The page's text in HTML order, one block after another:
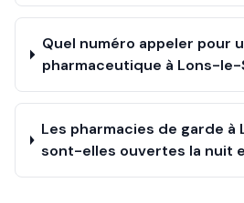
Quel numéro appeler pour
pharmaceutique à Lons-le-
Les pharmacies de garde
sont-elles ouvertes la nuit